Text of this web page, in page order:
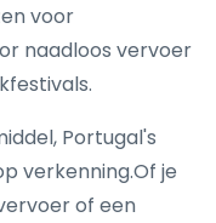
voor
naadloos vervoer
Portugal's
verkenning.Of je
of een